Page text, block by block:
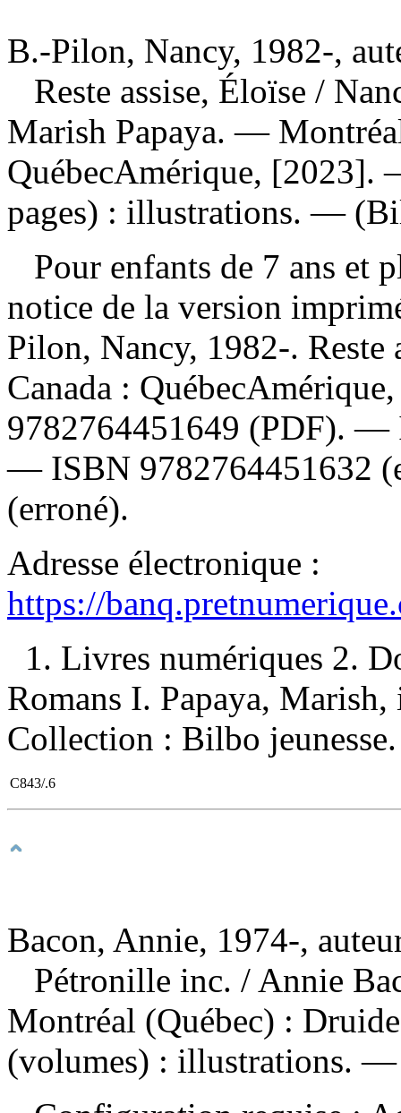
B.-Pilon, Nancy, 1982-,
Reste assise, Éloïse /
Marish Papaya. —
QuébecAmérique, [2023].
pages) : illustrations. —
Pour enfants de 7 ans et
notice de la version
Pilon, Nancy, 1982-. Reste
Canada :
9782764451649 (PDF). —
— ISBN 9782764451632
(erroné).
Adresse électronique :
https://
1. Livres numériques 2.
Romans I. Papaya,
Collection : Bilbo jeunesse.
C843/.6
Bacon, Annie, 1974-,
Pétronille inc. / Annie
Montréal (Québec) :
(volumes) : illustrations.